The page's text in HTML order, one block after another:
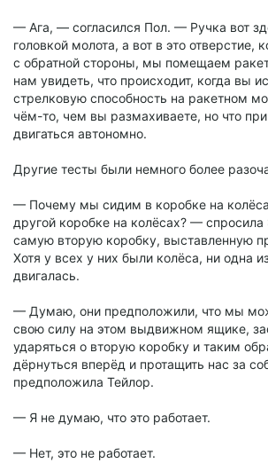
— Ага, — согласился Пол. — Ручка вот
головкой молота, а вот в это отверстие,
с обратной стороны, мы помещаем
нам увидеть, что происходит, когда вы
стрелковую способность на ракетном
чём-то, чем вы размахиваете, но что
двигаться автономно.
Другие тесты были немного более
— Почему мы сидим в коробке на
другой коробке на колёсах? — спросила
самую вторую коробку, выставленную
Хотя у всех у них были колёса, ни одна
двигалась.
— Думаю, они предположили, что мы
свою силу на этом выдвижном ящике,
ударяться о вторую коробку и таким
дёрнуться вперёд и протащить нас за
предположила Тейлор.
— Я не думаю, что это работает.
— Нет, это не работает.